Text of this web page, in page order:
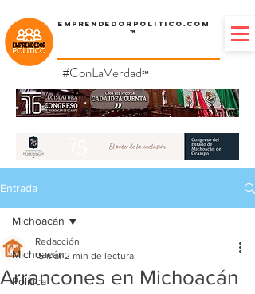
Emprendedorpolitico.com
™
#ConLaVerdad℠
Entrada
Michoacán
Política
Michoacán
Arrancones en Michoacán
Redacción
15 mar 2 min de lectura